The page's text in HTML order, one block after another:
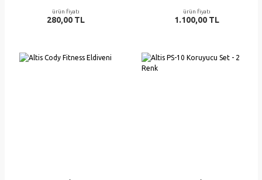
ürün fiyatı
280,00 TL
ürün fiyatı
1.100,00 TL